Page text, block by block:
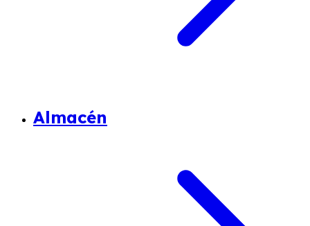
Almacén